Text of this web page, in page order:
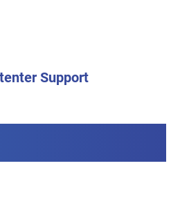
Support